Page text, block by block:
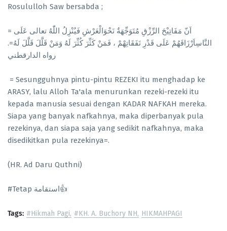
Rosululloh Saw bersabda ;
= اَنّ مَفَاتِيْحَ الرِّزْقِ مُتَوَجِّهَةٌ نَحْوَالْعَرْشِ فَيُنْزِلُ اللّٰهُ تعالى عَلَى
النَّاسِاَرْزَاقَهُمْ عَلَى قَدْرِ نَفَقَاتِهْمْ ، فَمَنْ كَثِّرَ كُثِّرَ لَهُ وَمَنْ قَلَّلَ قَلَّلَ لَهُ=.
= Sesungguhnya pintu-pintu REZEKI itu menghadap ke
ARASY, lalu Alloh Ta'ala menurunkan rezeki-rezeki itu
kepada manusia sesuai dengan KADAR NAFKAH mereka.
Siapa yang banyak nafkahnya, maka diperbanyak pula
rezekinya, dan siapa saja yang sedikit nafkahnya, maka
disedikitkan pula rezekinya=.
(HR. Ad Daru Quthni)
#Tetap استقامة👍
Tags: #Hikmah Pagi #KH. A. Buchory NH HIKMAHPAGI